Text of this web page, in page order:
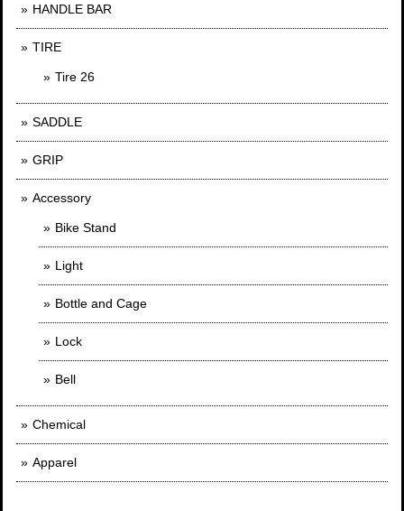
HANDLE BAR
TIRE
Tire 26
SADDLE
GRIP
Accessory
Bike Stand
Light
Bottle and Cage
Lock
Bell
Chemical
Apparel